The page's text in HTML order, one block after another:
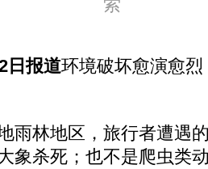
索
日报道环境破坏愈演愈
林地区，旅行者遭遇
象杀死；也不是爬虫类